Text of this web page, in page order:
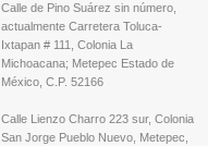
Calle de Pino Suárez sin número,
actualmente Carretera Toluca-
Ixtapan # 111, Colonia La
Michoacana; Metepec Estado de
México, C.P. 52166
Calle Lienzo Charro 223 sur, Colonia
San Jorge Pueblo Nuevo, Metepec,